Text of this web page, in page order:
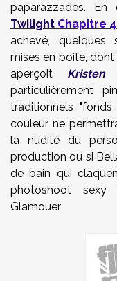
paparazzades.
Twilight Chapitre
achevé, quelques
mises en boite, dont
aperçoit Kristen
particulièrement
traditionnels
couleur ne
la nudité du
production ou si
de bain qui
photoshoot
Glamouer